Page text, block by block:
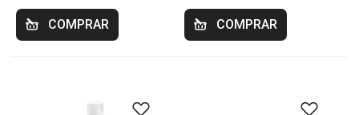
COMPRAR COMPRAR